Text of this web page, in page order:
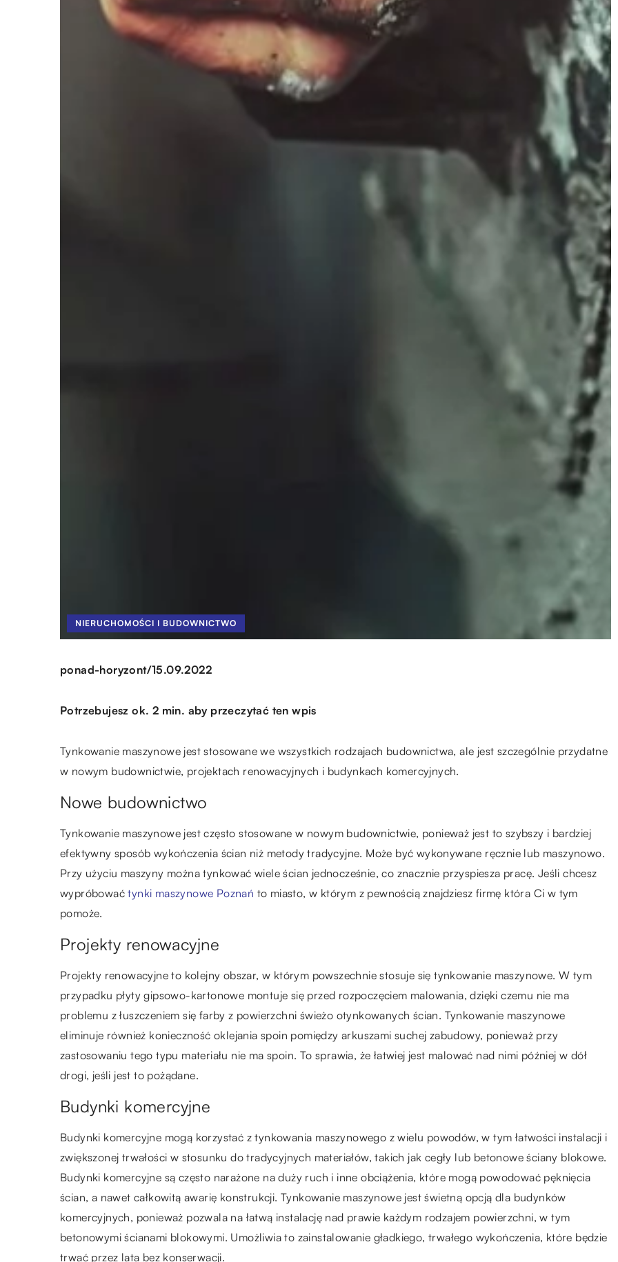
NIERUCHOMOŚCI I BUDOWNICTWO
ponad-horyzont/15.09.2022
Potrzebujesz ok. 2 min. aby przeczytać ten wpis
Tynkowanie maszynowe jest stosowane we wszystkich rodzajach budownictwa, ale jest szczególnie przydatne
w nowym budownictwie, projektach renowacyjnych i budynkach komercyjnych.
Nowe budownictwo
Tynkowanie maszynowe jest często stosowane w nowym budownictwie, ponieważ jest to szybszy i bardziej
efektywny sposób wykończenia ścian niż metody tradycyjne. Może być wykonywane ręcznie lub maszynowo.
Przy użyciu maszyny można tynkować wiele ścian jednocześnie, co znacznie przyspiesza pracę. Jeśli chcesz
wypróbowaćtynki maszynowe Poznań to miasto, w którym z pewnością znajdziesz firmę która Ci w tym
pomoże.
Projekty renowacyjne
Projekty renowacyjne to kolejny obszar, w którym powszechnie stosuje się tynkowanie maszynowe. W tym
przypadku płyty gipsowo-kartonowe montuje się przed rozpoczęciem malowania, dzięki czemu nie ma
problemu z łuszczeniem się farby z powierzchni świeżo otynkowanych ścian. Tynkowanie maszynowe
eliminuje również konieczność oklejania spoin pomiędzy arkuszami suchej zabudowy, ponieważ przy
zastosowaniu tego typu materiału nie ma spoin. To sprawia, że łatwiej jest malować nad nimi później w dół
drogi, jeśli jest to pożądane.
Budynki komercyjne
Budynki komercyjne mogą korzystać z tynkowania maszynowego z wielu powodów, w tym łatwości instalacji i
zwiększonej trwałości w stosunku do tradycyjnych materiałów, takich jak cegły lub betonowe ściany blokowe.
Budynki komercyjne są często narażone na duży ruch i inne obciążenia, które mogą powodować pęknięcia
ścian, a nawet całkowitą awarię konstrukcji. Tynkowanie maszynowe jest świetną opcją dla budynków
komercyjnych, ponieważ pozwala na łatwą instalację nad prawie każdym rodzajem powierzchni, w tym
betonowymi ścianami blokowymi. Umożliwia to zainstalowanie gładkiego, trwałego wykończenia, które będzie
trwać przez lata bez konserwacji.